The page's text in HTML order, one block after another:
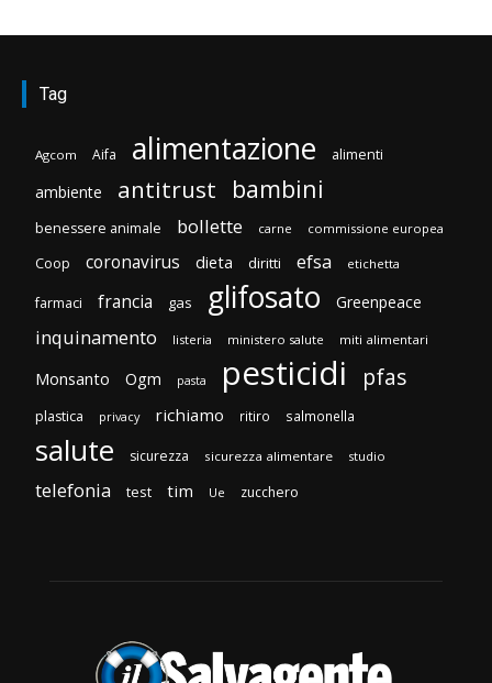
Tag
Agcom Aifa alimentazione alimenti
ambiente antitrust bambini
benessere animale bollette carne commissione europea
Coop coronavirus dieta diritti efsa etichetta
farmaci francia gas glifosato Greenpeace
inquinamento listeria ministero salute miti alimentari
Monsanto Ogm pasta pesticidi pfas
plastica privacy richiamo ritiro salmonella
salute sicurezza sicurezza alimentare studio
telefonia test tim Ue zucchero